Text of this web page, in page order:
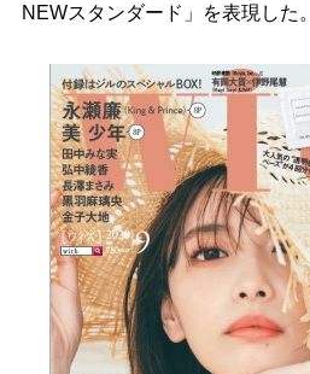
NEWスタンダード」を表現した。